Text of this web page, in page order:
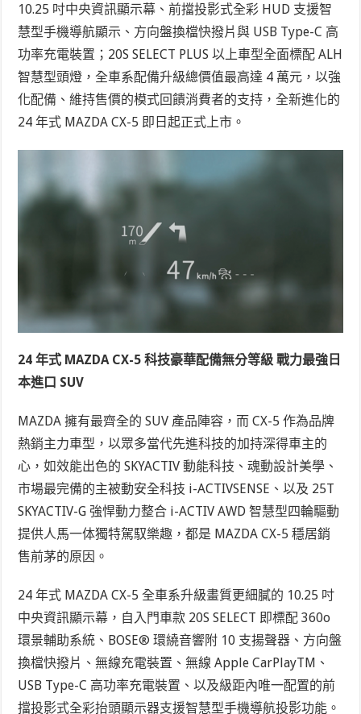
10.25 吋中央資訊顯示幕、前擋投影式全彩 HUD 支援智
慧型手機導航顯示、方向盤換檔快撥片與 USB Type-C 高
功率充電裝置；20S SELECT PLUS 以上車型全面標配 ALH
智慧型頭燈，全車系配備升級總價值最高達 4 萬元，以強
化配備、維持售價的模式回饋消費者的支持，全新進化的
24 年式 MAZDA CX-5 即日起正式上市。
24 年式 MAZDA CX-5 科技豪華配備無分等級 戰力最強日
本進口 SUV
MAZDA 擁有最齊全的 SUV 產品陣容，而 CX-5 作為品牌
熱銷主力車型，以眾多當代先進科技的加持深得車主的
心，如效能出色的 SKYACTIV 動能科技、魂動設計美學、
市場最完備的主被動安全科技 i-ACTIVSENSE、以及 25T
SKYACTIV-G 強悍動力整合 i-ACTIV AWD 智慧型四輪驅動
提供人馬一体獨特駕馭樂趣，都是 MAZDA CX-5 穩居銷
售前茅的原因。
24 年式 MAZDA CX-5 全車系升級畫質更細膩的 10.25 吋
中央資訊顯示幕，自入門車款 20S SELECT 即標配 360o
環景輔助系統、BOSE® 環繞音響附 10 支揚聲器、方向盤
換檔快撥片、無線充電裝置、無線 Apple CarPlayTM 、
USB Type-C 高功率充電裝置、以及級距內唯一配置的前
擋投影式全彩抬頭顯示器支援智慧型手機導航投影功能。